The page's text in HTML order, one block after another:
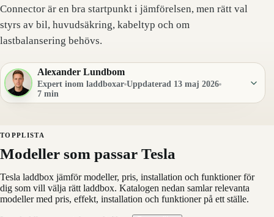
Connector är en bra startpunkt i jämförelsen, men rätt val
styrs av bil, huvudsäkring, kabeltyp och om
lastbalansering behövs.
Alexander Lundbom
Expert inom laddboxar Uppdaterad 13 maj 2026
7 min
TOPPLISTA
Modeller som passar Tesla
Tesla laddbox jämför modeller, pris, installation och funktioner för
dig som vill välja rätt laddbox. Katalogen nedan samlar relevanta
modeller med pris, effekt, installation och funktioner på ett ställe.